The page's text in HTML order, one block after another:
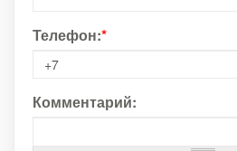
Телефон:*
Комментарий: